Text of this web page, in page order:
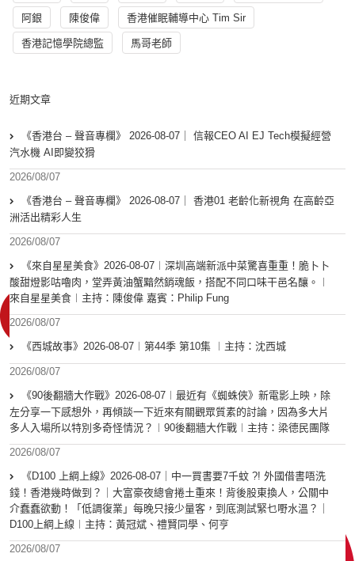
阿銀 陳俊偉 香港催眠輔導中心 Tim Sir
香港記憶學院總監 馬哥老師
近期文章
《香港台 – 聲音專欄》 2026-08-07｜ 信報CEO AI EJ Tech模擬經營
汽水機 AI即變狡猾
2026/08/07
《香港台 – 聲音專欄》 2026-08-07｜ 香港01 老齡化新視角 在高齡亞
洲活出精彩人生
2026/08/07
《來自星星美食》2026-08-07︱深圳高端新派中菜驚喜重重！脆卜卜
酸甜燈影咕嚕肉，堂弄黃油蟹黯然銷魂飯，搭配不同口味干邑名釀。︱
來自星星美食︱主持：陳俊偉 嘉賓：Philip Fung
2026/08/07
《西城故事》2026-08-07︱第44季 第10集 ︱主持：沈西城
2026/08/07
《90後翻牆大作戰》2026-08-07︱最近有《蜘蛛俠》新電影上映，除
左分享一下感想外，再傾談一下近來有關觀眾質素的討論，因為多大片
多人入場所以特別多奇怪情況？︱90後翻牆大作戰︱主持：梁德民團隊
2026/08/07
《D100 上綱上線》2026-08-07｜中一買書要7千蚊 ?! 外國借書唔洗
錢！香港幾時做到？｜大富豪夜總會捲土重來！背後股東換人，公關中
介蠢蠢欲動！「低調復業」每晚只接少量客，到底測試緊乜嘢水溫？｜
D100上綱上線︱主持：黃冠斌、禮賢同學、何亨
2026/08/07